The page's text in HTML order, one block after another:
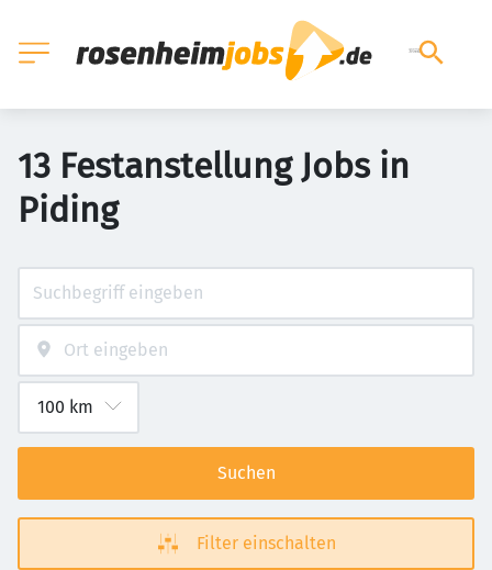
13 Festanstellung Jobs in
Piding
Suchen
Filter einschalten